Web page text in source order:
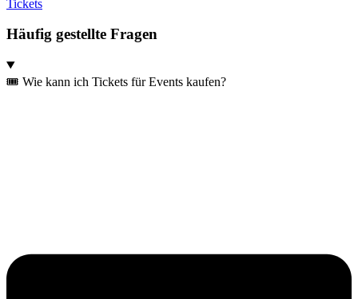
Tickets
Häufig gestellte Fragen
🎟️ Wie kann ich Tickets für Events kaufen?